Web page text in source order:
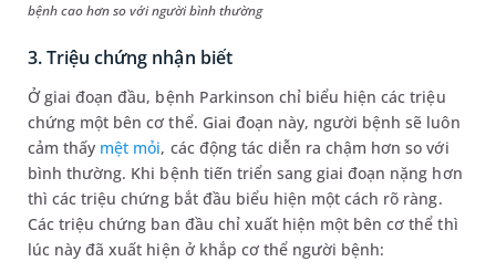
bệnh cao hơn so với người bình thường
3. Triệu chứng nhận biết
Ở giai đoạn đầu, bệnh Parkinson chỉ biểu hiện các triệu
chứng một bên cơ thể. Giai đoạn này, người bệnh sẽ luôn
cảm thấy mệt mỏi, các động tác diễn ra chậm hơn so với
bình thường. Khi bệnh tiến triển sang giai đoạn nặng hơn
thì các triệu chứng bắt đầu biểu hiện một cách rõ ràng.
Các triệu chứng ban đầu chỉ xuất hiện một bên cơ thể thì
lúc này đã xuất hiện ở khắp cơ thể người bệnh: